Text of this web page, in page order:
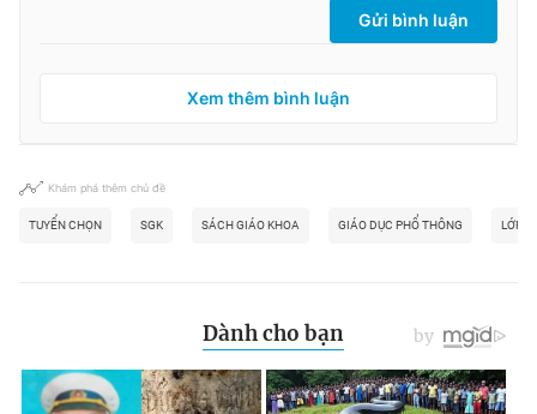
Gửi bình luận
Xem thêm bình luận
Khám phá thêm chủ đề
TUYỂN CHỌN SGK SÁCH GIÁO KHOA GIÁO DỤC PHỔ THÔNG LỚP 1